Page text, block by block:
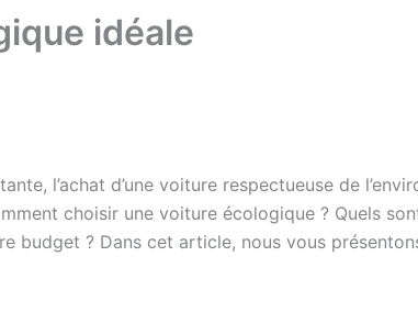
idéale
l’achat d’une voiture respectueuse de
choisir une voiture écologique ? Quels
? Dans cet article, nous vous